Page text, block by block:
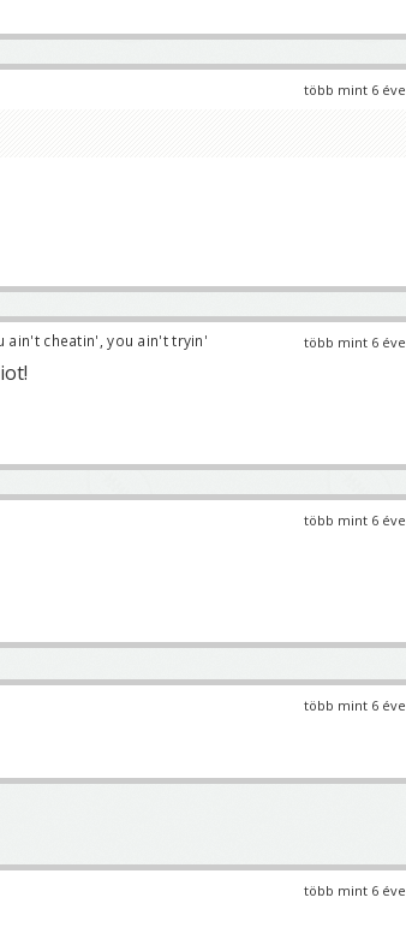
több mint 6 éve
több mint 6 éve
ain't cheatin', you ain't tryin'
több mint 6 éve
több mint 6 éve
több mint 6 éve